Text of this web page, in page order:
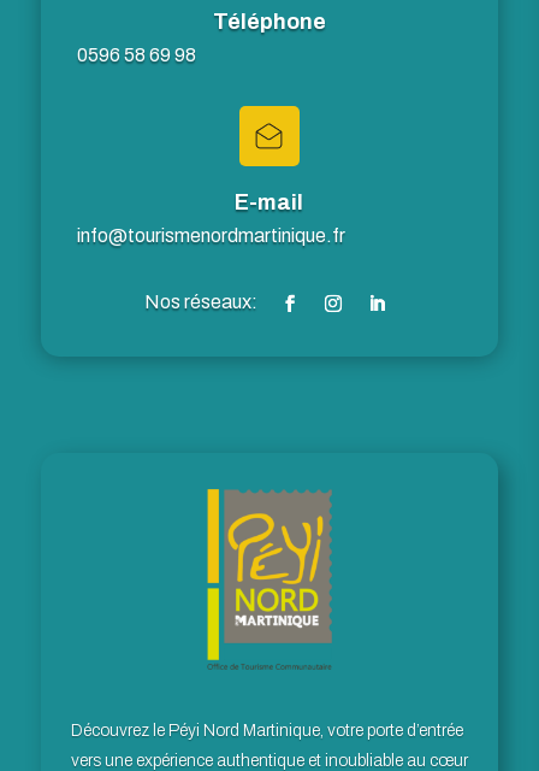
Téléphone
0596 58 69 98
E-mail
info@tourismenordmartinique.fr
Découvrez le Péyi Nord Martinique, votre porte d’entrée
vers une expérience authentique et inoubliable au cœur